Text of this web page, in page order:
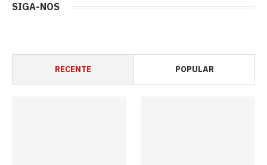
SIGA-NOS
RECENTE POPULAR